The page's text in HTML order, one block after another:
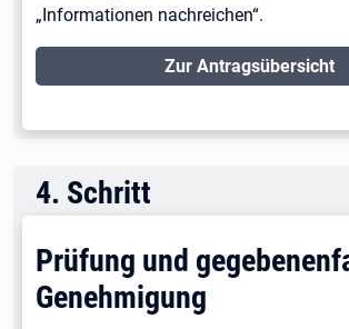
„Informationen nachreichen“.
Zur Antragsübersicht
4. Schritt
Prüfung und
Genehmigung